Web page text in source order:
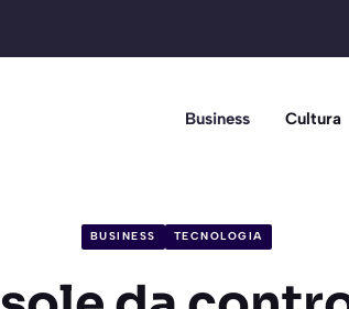
Business Cultura
BUSINESS TECNOLOGIA